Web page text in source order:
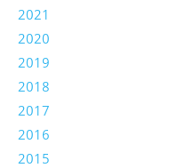
2021
2020
2019
2018
2017
2016
2015